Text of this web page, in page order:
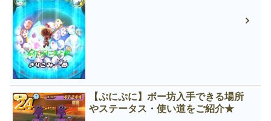
【ぷにぷに】ボー坊入手できる場所
やステータス・使い道をご紹介★